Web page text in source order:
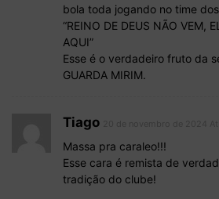
bola toda jogando no time
“REINO DE DEUS NÃO VEM,
AQUI”
Esse é o verdadeiro fruto da
GUARDA MIRIM.
Tiago
Massa pra caraleo!!!
Esse cara é remista de
tradição do clube!